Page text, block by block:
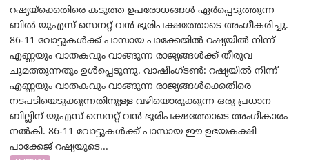
റഷ്യയ്‌ക്കെതിരെ കടുത്ത ഉപരോധങ്ങൾ ഏർപ്പെടുത്തുന്ന
ബിൽ യുഎസ് സെനറ്റ് വൻ ഭൂരിപക്ഷത്തോടെ അംഗീകരിച്ചു.
86-11 വോട്ടുകൾക്ക് പാസായ പാക്കേജിൽ റഷ്യയിൽ നിന്ന്
എണ്ണയും വാതകവും വാങ്ങുന്ന രാജ്യങ്ങൾക്ക് തീരുവ
ചുമത്തുന്നതും ഉൾപ്പെടുന്നു. വാഷിംഗ്ടണ്‍: റഷ്യയിൽ നിന്ന്
എണ്ണയും വാതകവും വാങ്ങുന്ന രാജ്യങ്ങൾക്കെതിരെ
നടപടിയെടുക്കുന്നതിനുള്ള വഴിയൊരുക്കുന്ന ഒരു പ്രധാന
ബില്ലിന് യുഎസ് സെനറ്റ് വൻ ഭൂരിപക്ഷത്തോടെ അംഗീകാരം
നൽകി. 86-11 വോട്ടുകൾക്ക് പാസായ ഈ ഉഭയകക്ഷി
പാക്കേജ് റഷ്യയുടെ...